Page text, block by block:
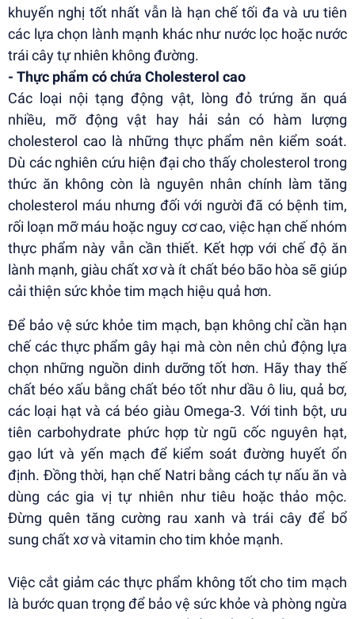
khuyến nghị tốt nhất vẫn là hạn chế tối đa và ưu tiên
các lựa chọn lành mạnh khác như nước lọc hoặc nước
trái cây tự nhiên không đường.
- Thực phẩm có chứa Cholesterol cao
Các loại nội tạng động vật, lòng đỏ trứng ăn quá
nhiều, mỡ động vật hay hải sản có hàm lượng
cholesterol cao là những thực phẩm nên kiểm soát.
Dù các nghiên cứu hiện đại cho thấy cholesterol trong
thức ăn không còn là nguyên nhân chính làm tăng
cholesterol máu nhưng đối với người đã có bệnh tim,
rối loạn mỡ máu hoặc nguy cơ cao, việc hạn chế nhóm
thực phẩm này vẫn cần thiết. Kết hợp với chế độ ăn
lành mạnh, giàu chất xơ và ít chất béo bão hòa sẽ giúp
cải thiện sức khỏe tim mạch hiệu quả hơn.
Để bảo vệ sức khỏe tim mạch, bạn không chỉ cần hạn
chế các thực phẩm gây hại mà còn nên chủ động lựa
chọn những nguồn dinh dưỡng tốt hơn. Hãy thay thế
chất béo xấu bằng chất béo tốt như dầu ô liu, quả bơ,
các loại hạt và cá béo giàu Omega-3. Với tinh bột, ưu
tiên carbohydrate phức hợp từ ngũ cốc nguyên hạt,
gạo lứt và yến mạch để kiểm soát đường huyết ổn
định. Đồng thời, hạn chế Natri bằng cách tự nấu ăn và
dùng các gia vị tự nhiên như tiêu hoặc thảo mộc.
Đừng quên tăng cường rau xanh và trái cây để bổ
sung chất xơ và vitamin cho tim khỏe mạnh.
Việc cắt giảm các thực phẩm không tốt cho tim mạch
là bước quan trọng để bảo vệ sức khỏe và phòng ngừa